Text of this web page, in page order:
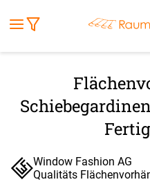
Stoffe
Markise
Window Fashion AG
Qualitäts